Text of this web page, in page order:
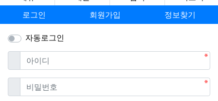
로그인
회원가입 정보찾기
자동로그인
아이디필수
비밀번호필수